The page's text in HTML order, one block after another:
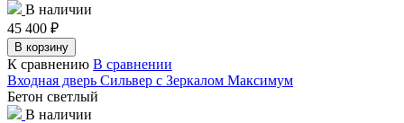
В наличии
45 400 ₽
В корзину
К сравнению В сравнении
Входная дверь Сильвер с Зеркалом Максимум
Бетон светлый
В наличии